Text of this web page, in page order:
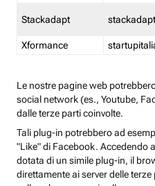
Stackadapt
Xformance
Le nostre pagine web
social network (es., Youtube,
dalle terze parti coinvolte.
Tali plug-in potrebbero ad
"Like" di Facebook. Accedendo
dotata di un simile plug-in, il
direttamente ai server delle